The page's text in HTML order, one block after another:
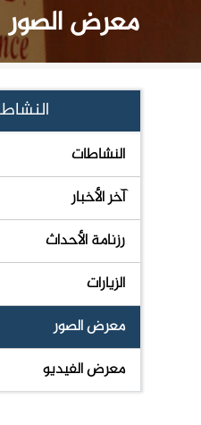
معرض الصور
النشاطات
آخر الأخبار
رزنامة الأحداث
الزيارات
معرض الصور
معرض الفيديو